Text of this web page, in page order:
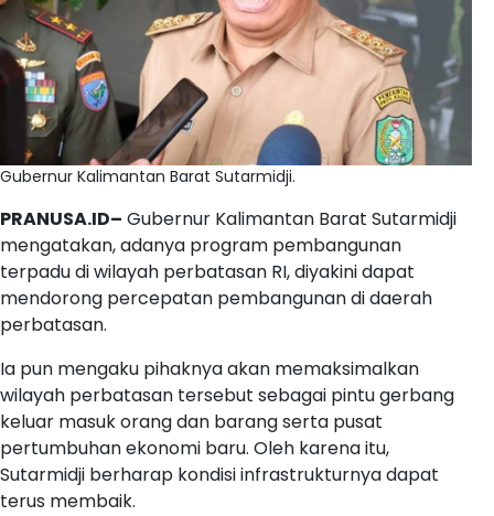
Gubernur Kalimantan Barat Sutarmidji.
PRANUSA.ID– Gubernur Kalimantan Barat Sutarmidji
mengatakan, adanya program pembangunan
terpadu di wilayah perbatasan RI, diyakini dapat
mendorong percepatan pembangunan di daerah
perbatasan.
Ia pun mengaku pihaknya akan memaksimalkan
wilayah perbatasan tersebut sebagai pintu gerbang
keluar masuk orang dan barang serta pusat
pertumbuhan ekonomi baru. Oleh karena itu,
Sutarmidji berharap kondisi infrastrukturnya dapat
terus membaik.